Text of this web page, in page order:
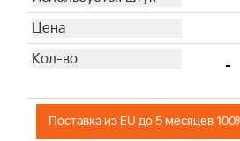
-
Поставка из EU до 5 месяцев